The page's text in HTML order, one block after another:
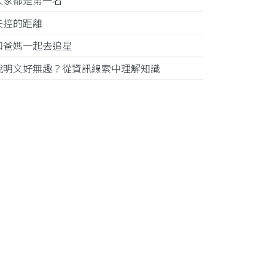
控的距離
爸媽一起去追星
明文好無趣？從資訊線索中理解知識